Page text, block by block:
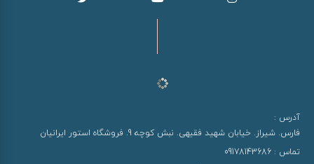
آدرس :
فارس. شیراز. خیابان شهید فقیهی. نبش کوچه 9. فروشگاه استور ایرانیان
تماس : 09178143686